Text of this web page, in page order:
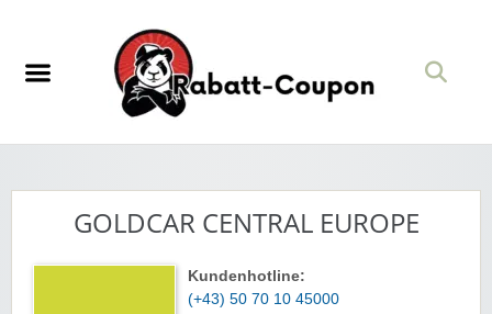
GOLDCAR CENTRAL EUROPE
Kundenhotline:
(+43) 50 70 10 45000